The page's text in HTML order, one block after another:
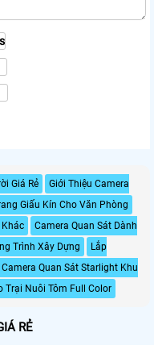
Giá Rẻ
Giới Thiệu Camera
Giấu Kín Cho Văn Phòng
Khác
Camera Quan Sát Dành
Trình Xây Dựng
Lắp
Camera Quan Sát Starlight Khu
Trại Nuôi Tôm Full Color
RẺ